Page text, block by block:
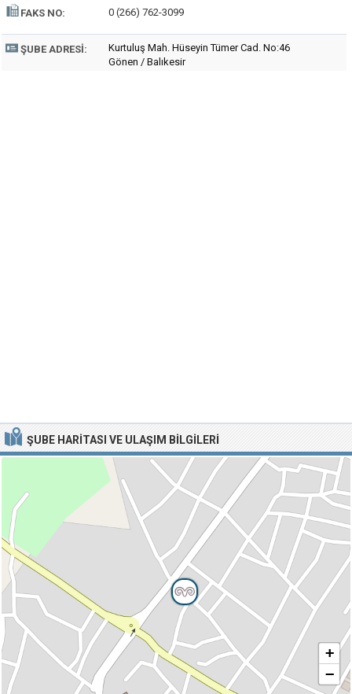
FAKS NO: 0 (266) 762-3099
ŞUBE ADRESI:
Kurtuluş Mah. Hüseyin Tümer Cad. No:46
Gönen / Balıkesir
ŞUBE HARITASI VE ULAŞIM BILGILERI
+
−